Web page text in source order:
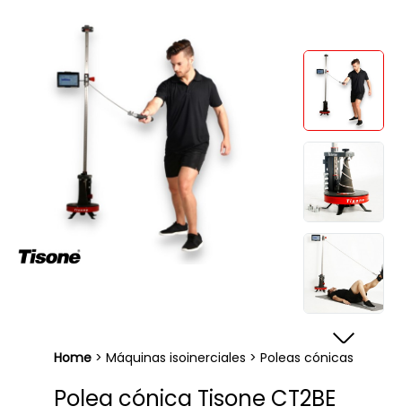
Home > Máquinas isoinerciales > Poleas cónicas
Polea cónica Tisone CT2BE